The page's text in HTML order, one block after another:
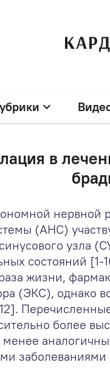
в
(АНС)
узла
состояний
жизни,
(ЭКС), однако
более
менее
заболеваниями